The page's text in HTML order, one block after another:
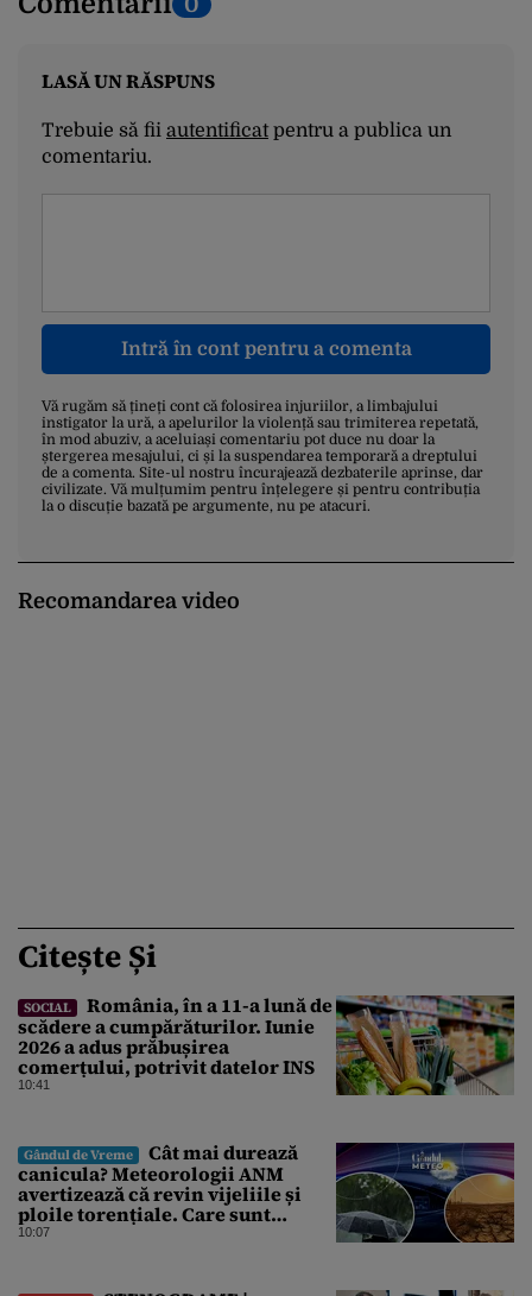
LASĂ UN RĂSPUNS
Trebuie să fii autentificatpentru a publica un
comentariu.
Intră în cont pentru a comenta
Vă rugăm să țineți cont că folosirea injuriilor, a limbajului
instigator la ură, a apelurilor la violență sau trimiterea repetată,
în mod abuziv, a aceluiași comentariu pot duce nu doar la
ștergerea mesajului, ci și la suspendarea temporară a dreptului
de a comenta. Site-ul nostru încurajează dezbaterile aprinse, dar
civilizate. Vă mulțumim pentru înțelegere și pentru contribuția
la o discuție bazată pe argumente, nu pe atacuri.
Recomandarea video
Citește Și
SOCIAL
România, în a 11-a lună de
scădere a cumpărăturilor. Iunie
2026 a adus prăbușirea
comerțului, potrivit datelor INS
10:41
Gândul de Vreme
Cât mai durează
canicula? Meteorologii ANM
avertizează că revin vijeliile și
ploile torențiale. Care sunt
zonele vizate, începând chiar de
10:07